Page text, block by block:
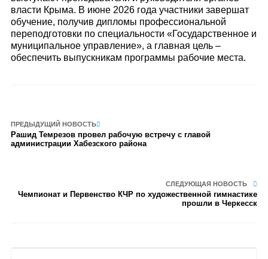
власти Крыма. В июне 2026 года участники завершат
обучение, получив дипломы профессиональной
переподготовки по специальности «Государственное и
муниципальное управление», а главная цель –
обеспечить выпускникам программы рабочие места.
ПРЕДЫДУЩИЙ НОВОСТЬ
Рашид Темрезов провел рабочую встречу с главой
администрации Хабезского района
СЛЕДУЮЩАЯ НОВОСТЬ
Чемпионат и Первенство КЧР по художественной гимнастике
прошли в Черкесск